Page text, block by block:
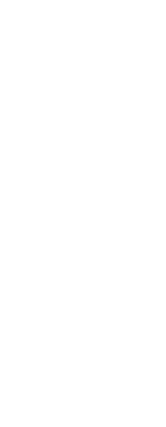
보험은 이를 보장하지 않습니